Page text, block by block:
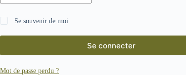
Se souvenir de moi
Se connecter
Mot de passe perdu ?